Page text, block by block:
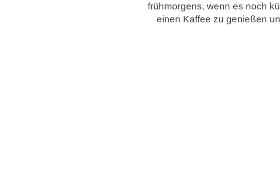
frühmorgens, wenn es noch
einen Kaffee zu genießen